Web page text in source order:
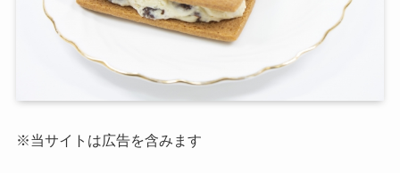
※当サイトは広告を含みます